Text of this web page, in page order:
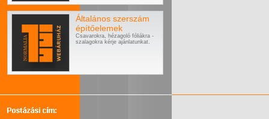
Általános szerszám
építőelemek
Csavarokra, hézagoló fóliákra -
szalagokra kérje ajánlatunkat.